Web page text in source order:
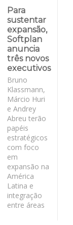
Para
sustentar
expansão,
Softplan
anuncia
três novos
executivos
Bruno
Klassmann,
Márcio Huri
e Andrey
Abreu terão
papéis
estratégicos
com foco
em
expansão na
América
Latina e
integração
entre áreas